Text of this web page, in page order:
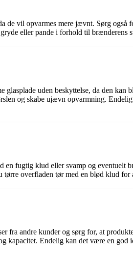
vil opvarmes mere jævnt. Sørg også
eller pande i forhold til brænderens
uden beskyttelse, da den kan
og skabe ujævn opvarmning.
fugtig klud eller svamp og eventuelt
overfladen tør med en blød klud for
andre kunder og sørg for, at
kapacitet. Endelig kan det være en god